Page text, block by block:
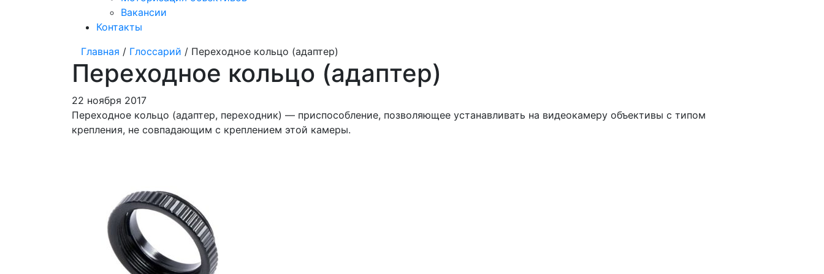
Вакансии
Контакты
Главная / Глоссарий / Переходное кольцо (адаптер)
Переходное кольцо (адаптер)
22 ноября 2017
Переходное кольцо (адаптер, переходник) — приспособление, позволяющее устанавливать на видеокамеру объективы с типом
крепления, не совпадающим с креплением этой камеры.